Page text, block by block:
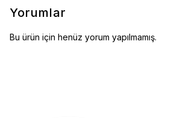
Yorumlar
Bu ürün için henüz yorum yapılmamış.